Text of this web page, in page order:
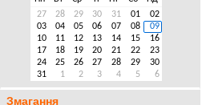
27
28 29 30 31 01
02
03
04 05 06 07 08
09
10
11 12 13 14 15
16
17
18 19 20 21 22
23
24
25 26 27 28 29
30
31
1 2 3 4 5 6
Змагання